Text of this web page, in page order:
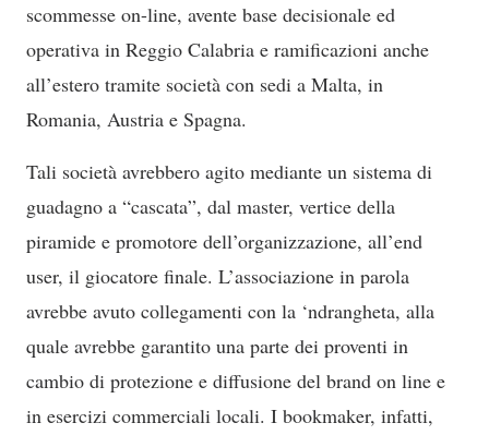
scommesse on-line, avente base decisionale ed
operativa in Reggio Calabria e ramificazioni anche
all’estero tramite società con sedi a Malta, in
Romania, Austria e Spagna.
Tali società avrebbero agito mediante un sistema di
guadagno a “cascata”, dal master, vertice della
piramide e promotore dell’organizzazione, all’end
user, il giocatore finale. L’associazione in parola
avrebbe avuto collegamenti con la ‘ndrangheta, alla
quale avrebbe garantito una parte dei proventi in
cambio di protezione e diffusione del brand on line e
in esercizi commerciali locali. I bookmaker, infatti,